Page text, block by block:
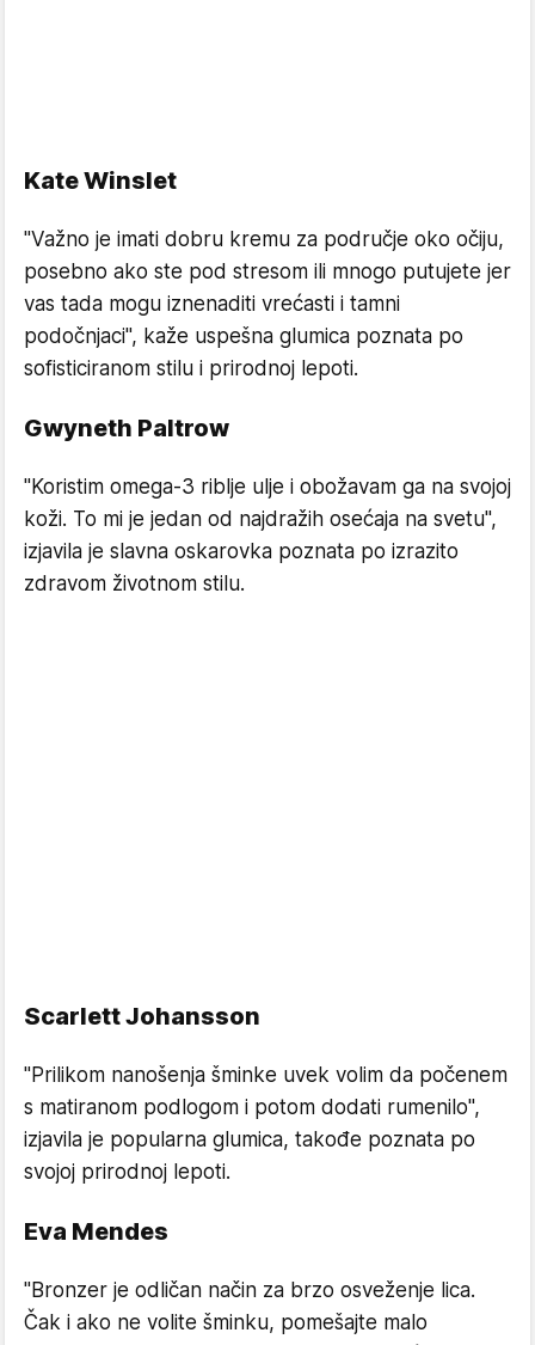
Kate Winslet
"Važno je imati dobru kremu za područje oko očiju,
posebno ako ste pod stresom ili mnogo putujete jer
vas tada mogu iznenaditi vrećasti i tamni
podočnjaci", kaže uspešna glumica poznata po
sofisticiranom stilu i prirodnoj lepoti.
Gwyneth Paltrow
"Koristim omega-3 riblje ulje i obožavam ga na svojoj
koži. To mi je jedan od najdražih osećaja na svetu",
izjavila je slavna oskarovka poznata po izrazito
zdravom životnom stilu.
Scarlett Johansson
"Prilikom nanošenja šminke uvek volim da počenem
s matiranom podlogom i potom dodati rumenilo",
izjavila je popularna glumica, takođe poznata po
svojoj prirodnoj lepoti.
Eva Mendes
"Bronzer je odličan način za brzo osveženje lica.
Čak i ako ne volite šminku, pomešajte malo